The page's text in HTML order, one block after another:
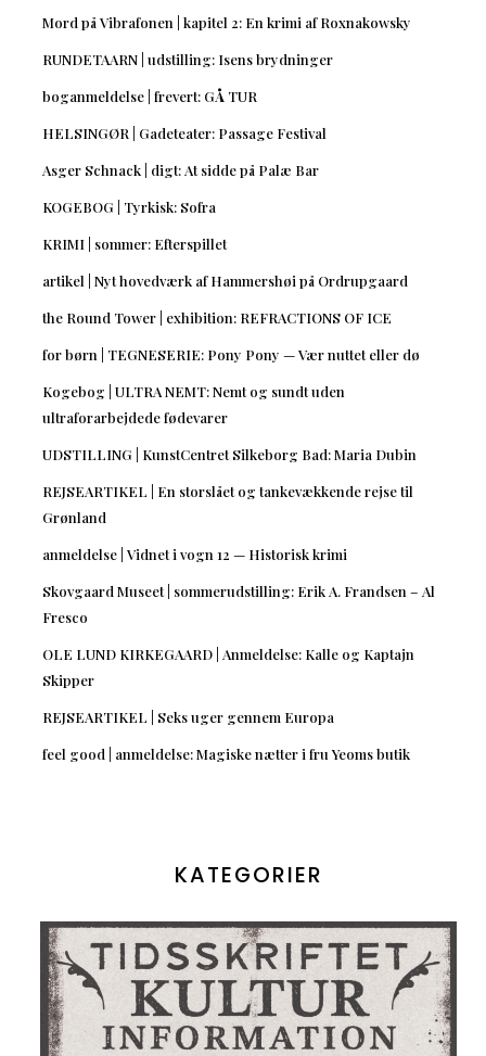
Mord på Vibrafonen | kapitel 2: En krimi af Roxnakowsky
RUNDETAARN | udstilling: Isens brydninger
boganmeldelse | frevert: GÅ TUR
HELSINGØR | Gadeteater: Passage Festival
Asger Schnack | digt: At sidde på Palæ Bar
KOGEBOG | Tyrkisk: Sofra
KRIMI | sommer: Efterspillet
artikel | Nyt hovedværk af Hammershøi på Ordrupgaard
the Round Tower | exhibition: REFRACTIONS OF ICE
for børn | TEGNESERIE: Pony Pony — Vær nuttet eller dø
Kogebog | ULTRA NEMT: Nemt og sundt uden
ultraforarbejdede fødevarer
UDSTILLING | KunstCentret Silkeborg Bad: Maria Dubin
REJSEARTIKEL | En storslået og tankevækkende rejse til
Grønland
anmeldelse | Vidnet i vogn 12 — Historisk krimi
Skovgaard Museet | sommerudstilling: Erik A. Frandsen – Al
Fresco
OLE LUND KIRKEGAARD | Anmeldelse: Kalle og Kaptajn
Skipper
REJSEARTIKEL | Seks uger gennem Europa
feel good | anmeldelse: Magiske nætter i fru Yeoms butik
KATEGORIER